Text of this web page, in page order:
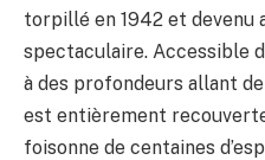
torpillé en 1942 et devenu
spectaculaire. Accessible
à des profondeurs allant
est entièrement
foisonne de centaines